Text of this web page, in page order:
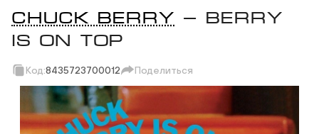
CHUCK BERRY — BERRY
IS ON TOP
Код:8435723700012 Поделиться
Скопировать ссылку
Вотсап
Телеграм